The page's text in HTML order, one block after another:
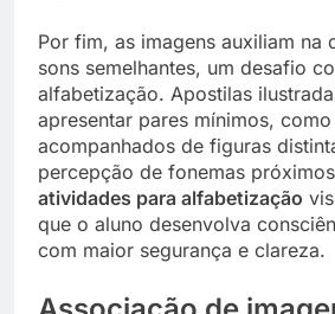
Por fim, as imagens auxiliam na
sons semelhantes, um desafio
alfabetização. Apostilas
apresentar pares mínimos, como
acompanhados de figuras
percepção de fonemas
atividades para alfabetização
que o aluno desenvolva
com maior segurança e clareza.